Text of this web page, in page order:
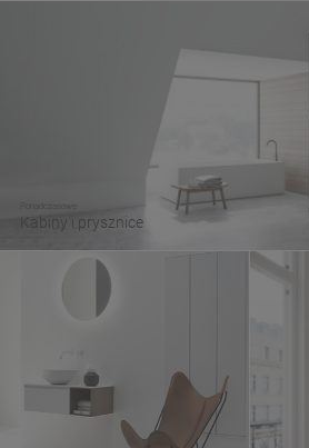
Ponadczasowe
Kabiny i prysznice